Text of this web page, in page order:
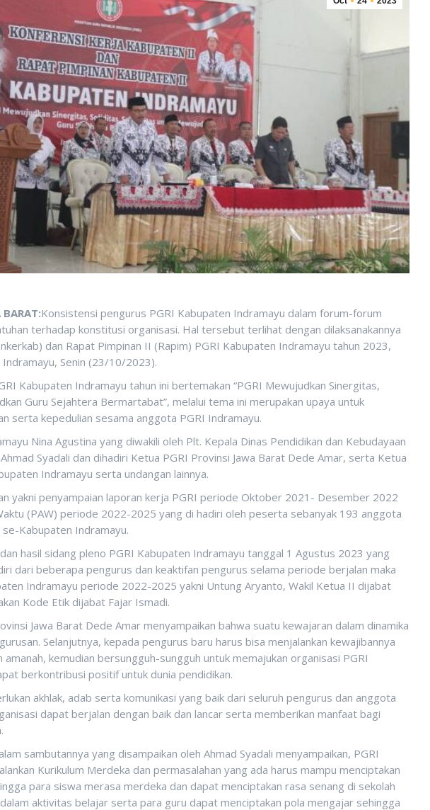
Konsistensi pengurus PGRI Kabupaten Indramayu dalam forum-forum
terhadap konstitusi organisasi. Hal tersebut terlihat dengan dilaksanakannya
dan Rapat Pimpinan II (Rapim) PGRI Kabupaten Indramayu tahun 2023,
Indramayu, Senin (23/10/2023).
Kabupaten Indramayu tahun ini bertemakan “PGRI Mewujudkan Sinergitas,
Guru Sejahtera Bermartabat”, melalui tema ini merupakan upaya untuk
serta kepedulian sesama anggota PGRI Indramayu.
Nina Agustina yang diwakili oleh Plt. Kepala Dinas Pendidikan dan Kebudayaan
Syadali dan dihadiri Ketua PGRI Provinsi Jawa Barat Dede Amar, serta Ketua
Indramayu serta undangan lainnya.
yakni penyampaian laporan kerja PGRI periode Oktober 2021- Desember 2022
(PAW) periode 2022-2025 yang di hadiri oleh peserta sebanyak 193 anggota
Kabupaten Indramayu.
hasil sidang pleno PGRI Kabupaten Indramayu tanggal 1 Agustus 2023 yang
dari beberapa pengurus dan keaktifan pengurus selama periode berjalan maka
Indramayu periode 2022-2025 yakni Untung Aryanto, Wakil Ketua II dijabat
Kode Etik dijabat Fajar Ismadi.
Jawa Barat Dede Amar menyampaikan bahwa suatu kewajaran dalam dinamika
Selanjutnya, kepada pengurus baru harus bisa menjalankan kewajibannya
kemudian bersungguh-sungguh untuk memajukan organisasi PGRI
berkontribusi positif untuk dunia pendidikan.
akhlak, adab serta komunikasi yang baik dari seluruh pengurus dan anggota
dapat berjalan dengan baik dan lancar serta memberikan manfaat bagi
sambutannya yang disampaikan oleh Ahmad Syadali menyampaikan, PGRI
Kurikulum Merdeka dan permasalahan yang ada harus mampu menciptakan
para siswa merasa merdeka dan dapat menciptakan rasa senang di sekolah
aktivitas belajar serta para guru dapat menciptakan pola mengajar sehingga